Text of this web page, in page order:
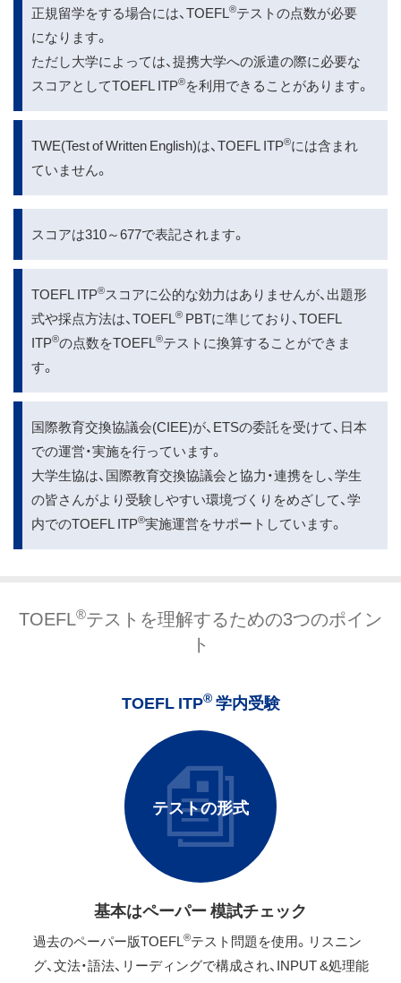
正規留学をする場合には、TOEFL®テストの点数が必要
になります。
ただし大学によっては、提携大学への派遣の際に必要な
スコアとしてTOEFL ITP®を利用できることがあります。
TWE(Test of Written English)は、TOEFL ITP®には含まれ
ていません。
スコアは310～677で表記されます。
TOEFL ITP®スコアに公的な効力はありませんが、出題形
式や採点方法は、TOEFL® PBTに準じており、TOEFL
ITP®の点数をTOEFL®テストに換算することができま
す。
国際教育交換協議会(CIEE)が、ETSの委託を受けて、日本
での運営・実施を行っています。
大学生協は、国際教育交換協議会と協力・連携をし、学生
の皆さんがより受験しやすい環境づくりをめざして、学
内でのTOEFL ITP®実施運営をサポートしています。
TOEFL®テストを理解するための3つのポイン
ト
TOEFL ITP®学内受験
テストの形式
基本はペーパー 模試チェック
過去のペーパー版TOEFL®テスト問題を使用。リスニン
グ、文法・語法、リーディングで構成され、INPUT &処理能